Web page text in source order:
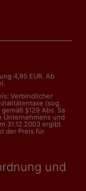
4,95 EUR. Ab
Verbindlicher
(sog.
§129 Abs. 5a
Unternehmens und
31.12.2003 ergibt.
der Preis für
und